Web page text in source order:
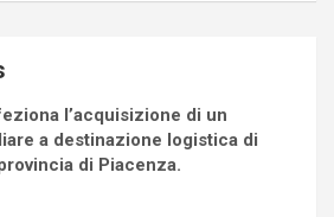
l’acquisizione di un
a destinazione logistica di
di Piacenza.